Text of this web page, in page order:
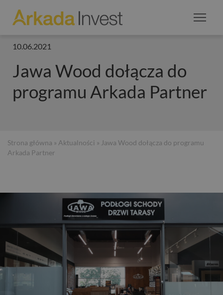
10.06.2021
Jawa Wood dołącza do
programu Arkada Partner
Strona główna » Aktualności » Jawa Wood dołącza do programu
Arkada Partner